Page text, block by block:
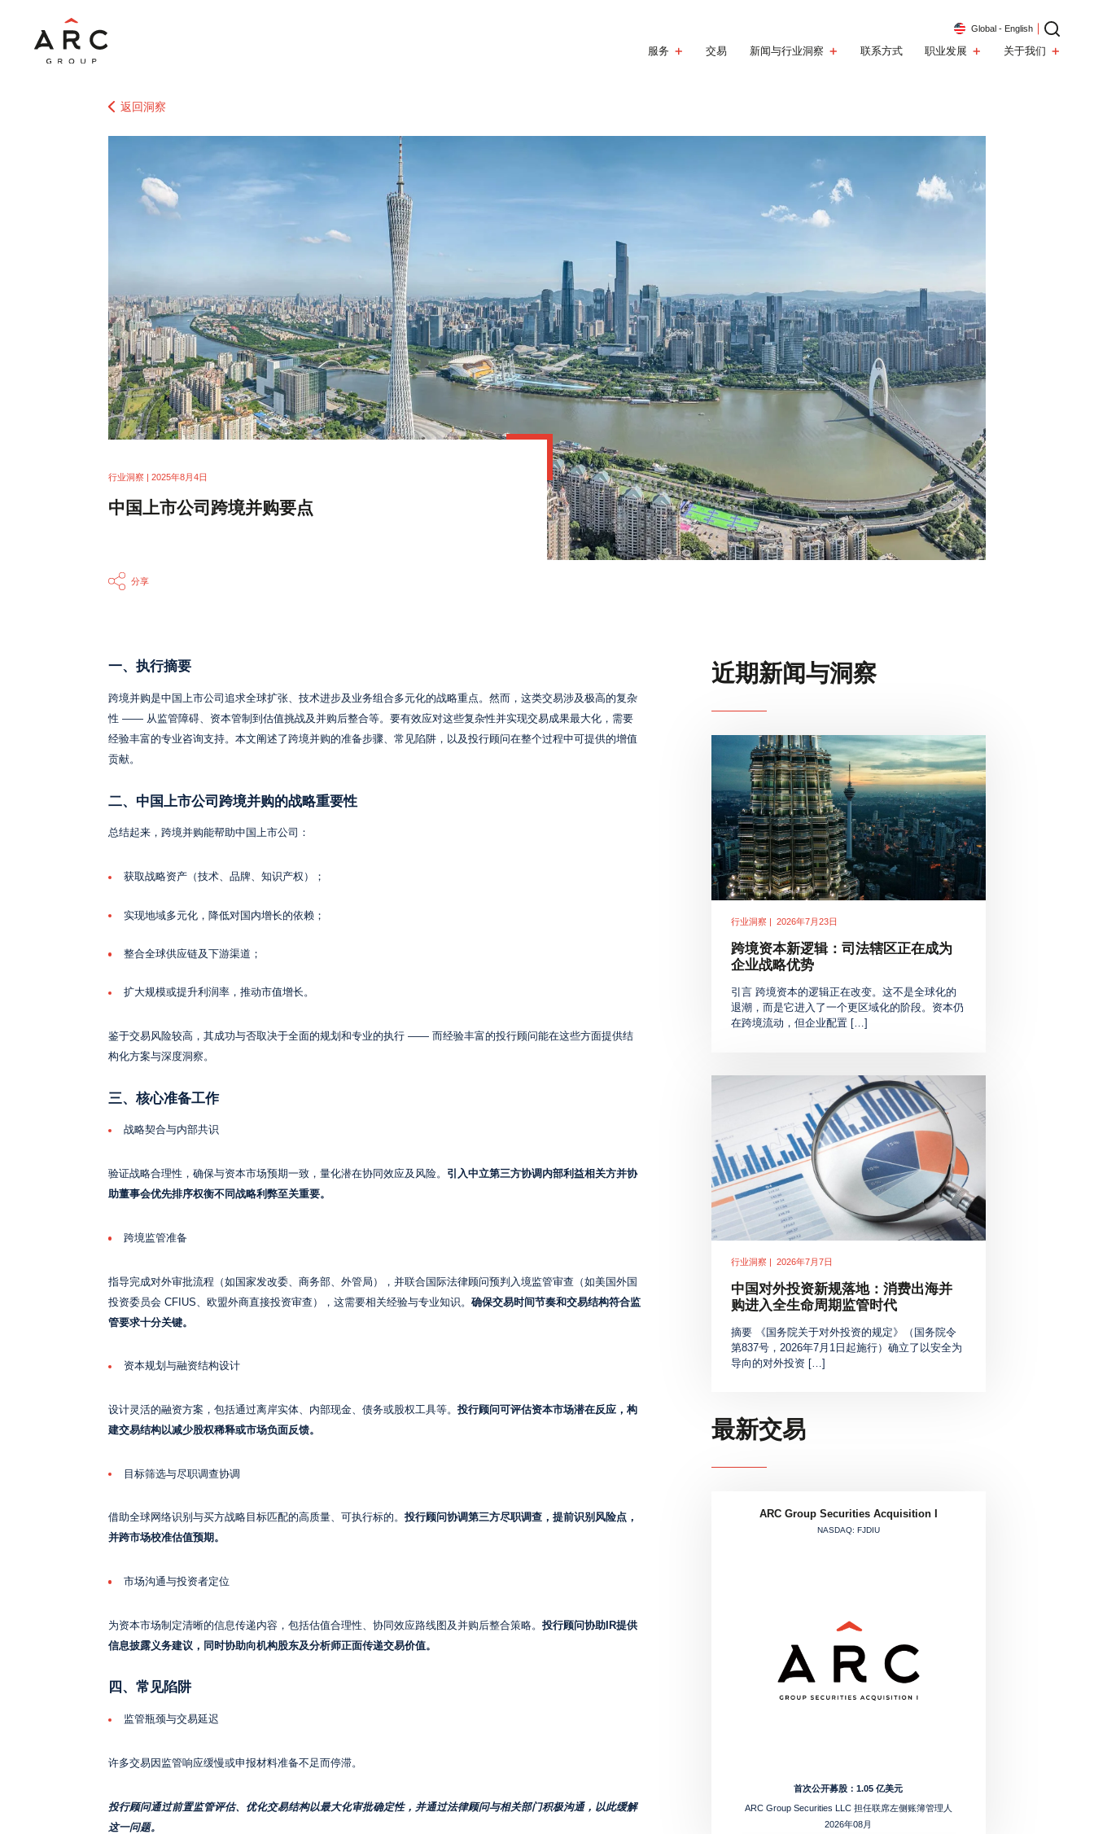
Global - English
服务
资本市场
SPAC与De-SPAC交易
反向收购（RTO）
后续融资发行（Follow-On Offerings）
股票质押融资
其他服务
并购
管理层收购/管理层投资/私募股权
重组服务
财富管理
运营效能提升
可持续发展
销售与市场营销
数字化与人工智能
消费品与服务
食品与饮料
科技、媒体与电信
智能制造与材料
金融服务
医疗健康与医疗技术
交易 新闻与行业洞察
新闻
ARC Group 2026资本并购论坛金秋在沪启幕，聚焦海外
上市融资、跨境并购、中国企业全球化
ARC Group宣布承诺投资1,500万[JZ1.1]美元认购拨康视
云（Cloudbreak Pharma Inc.，HKEX：2592）
同舟再起｜ARC龙舟队正式出征
新闻详情
行业洞察
企业重金投入AI却增效慢：组织重构是转型的核心
行业洞察详情
联系方式 职业发展
职业发展
ARC集团广纳全球英才，我们招募来自不同国家、拥有多元教育背
在ARC工作
工作机会
欢迎加入我们，在这里，多元的视角与杰出的人才汇聚一堂，共同
推动创新，追求卓越，创造深远影响。
关于我们
公司介绍
ARC集团（ 上海寰钛企业管理咨询有限公司 ）成立于2015年，是
公司介绍
我们的团队
公司地址
我们在三大洲的 12 个国家/地区设有办公室，始终秉持共同愿景：
您的成功是我们存在的意义，您的成长是我们不懈的追求。
公司地址
荣誉
我们的经验告诉我们，最成功的IPO往往始于路演之前的精心筹划
和细致准备。
ARC Group 2026资本并购论坛金秋在沪启幕，聚焦
海外上市融资、跨境并购、中国企业全球化
强治理与沟通机制：新上市公司二级市场表现的关
境外上市备案新规全解：中国证监会最新动态与实
战略落地之道：ARC Group合伙人Daniel Karlsson
解读亚洲供应链的重塑
透过安踏入股 PUMA 看中国企业海外并购的新逻辑
Beauty出海2.0：从若羽臣收购奥伦纳素，看中国美
ARC Group荣获“Great Place To Work™ 卓越职场
认证”！
ARC集团被评为“2025 年大中华区Best
Workplaces™”之一
谁来掌控物流命脉？全球供应链并购争夺战
ARC集团2026资本市场并购论坛东京站圆满落幕
返回洞察
行业洞察 | 2025年8月4日
中国上市公司跨境并购要点
分享
一、执行摘要
跨境并购是中国上市公司追求全球扩张、技术进步及业务组合多元化的战略重点。然而，这类交易涉及极高的复杂
性 —— 从监管障碍、资本管制到估值挑战及并购后整合等。要有效应对这些复杂性并实现交易成果最大化，需要
经验丰富的专业咨询支持。本文阐述了跨境并购的准备步骤、常见陷阱，以及投行顾问在整个过程中可提供的增值
贡献。
二、中国上市公司跨境并购的战略重要性
总结起来，跨境并购能帮助中国上市公司：
获取战略资产（技术、品牌、知识产权）；
实现地域多元化，降低对国内增长的依赖；
整合全球供应链及下游渠道；
扩大规模或提升利润率，推动市值增长。
鉴于交易风险较高，其成功与否取决于全面的规划和专业的执行 —— 而经验丰富的投行顾问能在这些方面提供结
构化方案与深度洞察。
三、核心准备工作
战略契合与内部共识
验证战略合理性，确保与资本市场预期一致，量化潜在协同效应及风险。 引入中立第三方协调内部利益相关方并协
助董事会优先排序权衡不同战略利弊至关重要。
跨境监管准备
指导完成对外审批流程（如国家发改委、商务部、外管局），并联合国际法律顾问预判入境监管审查（如美国外国
投资委员会 CFIUS、欧盟外商直接投资审查），这需要相关经验与专业知识。 确保交易时间节奏和交易结构符合监
管要求十分关键。
资本规划与融资结构设计
设计灵活的融资方案，包括通过离岸实体、内部现金、债务或股权工具等。 投行顾问可评估资本市场潜在反应，构
建交易结构以减少股权稀释或市场负面反馈。
目标筛选与尽职调查协调
借助全球网络识别与买方战略目标匹配的高质量、可执行标的。 投行顾问协调第三方尽职调查，提前识别风险点，
并跨市场校准估值预期。
市场沟通与投资者定位
为资本市场制定清晰的信息传递内容，包括估值合理性、协同效应路线图及并购后整合策略。 投行顾问协助IR提供
信息披露义务建议，同时协助向机构股东及分析师正面传递交易价值。
四、常见陷阱
监管瓶颈与交易延迟
许多交易因监管响应缓慢或申报材料准备不足而停滞。
投行顾问通过前置监管评估、优化交易结构以最大化审批确定性，并通过法律顾问与相关部门积极沟通，以此缓解
这一问题。
近期新闻与洞察
行业洞察 | 2026年7月23日
跨境资本新逻辑：司法辖区正在成为
企业战略优势
引言 跨境资本的逻辑正在改变。这不是全球化的
退潮，而是它进入了一个更区域化的阶段。资本仍
在跨境流动，但企业配置 […]
行业洞察 | 2026年7月7日
中国对外投资新规落地：消费出海并
购进入全生命周期监管时代
摘要 《国务院关于对外投资的规定》（国务院令
第837号，2026年7月1日起施行）确立了以安全为
导向的对外投资 […]
最新交易
ARC Group Securities Acquisition I
NASDAQ: FJDIU
首次公开募股：1.05 亿美元
ARC Group Securities LLC 担任联席左侧账簿管理人
2026年08月